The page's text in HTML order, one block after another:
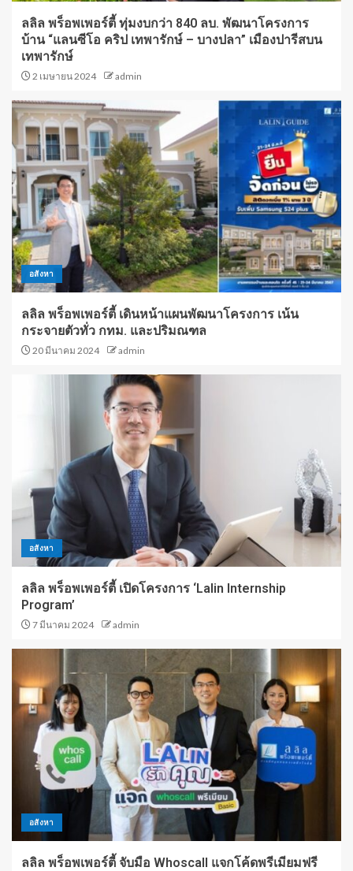
ลลิล พร็อพเพอร์ตี้ ทุ่มงบกว่า 840 ลบ. พัฒนาโครงการ
บ้าน “แลนซีโอ คริป เทพารักษ์ – บางปลา” เมืองปารีสบน
เทพารักษ์
2 เมษายน 2024 admin
อสังหา
ลลิล พร็อพเพอร์ตี้ เดินหน้าแผนพัฒนาโครงการ เน้น
กระจายตัวทั่ว กทม. และปริมณฑล
20 มีนาคม 2024 admin
อสังหา
ลลิล พร็อพเพอร์ตี้ เปิดโครงการ ‘Lalin Internship
Program’
7 มีนาคม 2024 admin
อสังหา
ลลิล พร็อพเพอร์ตี้ จับมือ Whoscall แจกโค้ดพรีเมียมฟรี